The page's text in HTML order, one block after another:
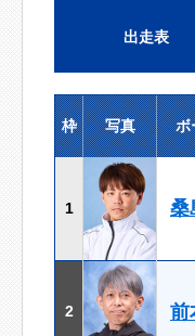
出走表
枠 写真 ボ
1
2